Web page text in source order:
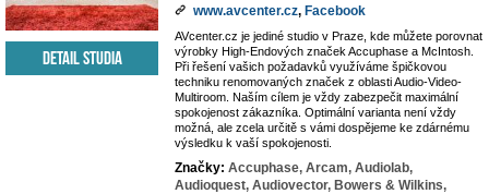
www.avcenter.cz, Facebook
AVcenter.cz je jediné studio v Praze, kde můžete porovnat
výrobky High-Endových značek Accuphase a McIntosh.
Při řešení vašich požadavků využíváme špičkovou
techniku renomovaných značek z oblasti Audio-Video-
Multiroom. Naším cílem je vždy zabezpečit maximální
spokojenost zákazníka. Optimální varianta není vždy
možná, ale zcela určitě s vámi dospějeme ke zdárnému
výsledku k vaší spokojenosti.
Značky: Accuphase, Arcam, Audiolab,
Audioquest, Audiovector, Bowers & Wilkins,
Detail studia